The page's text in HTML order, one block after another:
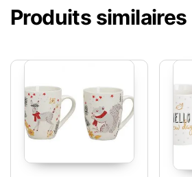
Produits similaires